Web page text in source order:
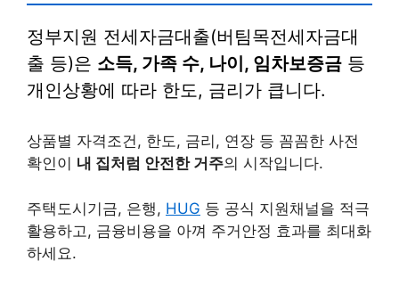
정부지원 전세자금대출(버팀목전세자금대
출 등)은 소득, 가족 수, 나이, 임차보증금 등
개인상황에 따라 한도, 금리가 큽니다.
상품별 자격조건, 한도, 금리, 연장 등 꼼꼼한 사전
확인이 내 집처럼 안전한 거주의 시작입니다.
주택도시기금, 은행, HUG 등 공식 지원채널을 적극
활용하고, 금융비용을 아껴 주거안정 효과를 최대화
하세요.